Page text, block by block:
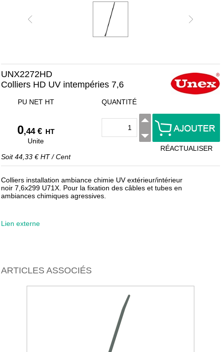
UNX2272HD
Colliers HD UV intempéries 7,6
PU NET HT
0,44 € HT
Unite
Soit44,33 € HT/Cent
QUANTITÉ
RÉACTUALISER
Colliers installation ambiance chimie UV extérieur/intérieur
noir 7,6x299 U71X. Pour la fixation des câbles et tubes en
ambiances chimiques agressives.
Lien externe
ARTICLES ASSOCIÉS